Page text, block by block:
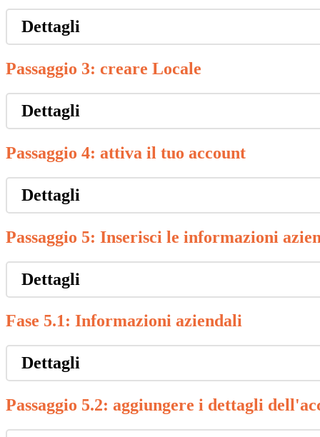
Dettagli
Passaggio 3: creare Locale
Dettagli
Passaggio 4: attiva il tuo account
Dettagli
Passaggio 5: Inserisci le informazioni
Dettagli
Fase 5.1: Informazioni aziendali
Dettagli
Passaggio 5.2: aggiungere i dettagli